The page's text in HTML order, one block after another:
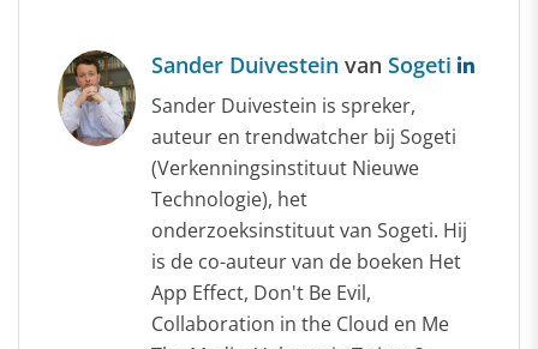
Sander Duivestein van Sogeti
Sander Duivestein is spreker,
auteur en trendwatcher bij Sogeti
(Verkenningsinstituut Nieuwe
Technologie), het
onderzoeksinstituut van Sogeti. Hij
is de co-auteur van de boeken Het
App Effect, Don't Be Evil,
Collaboration in the Cloud en Me